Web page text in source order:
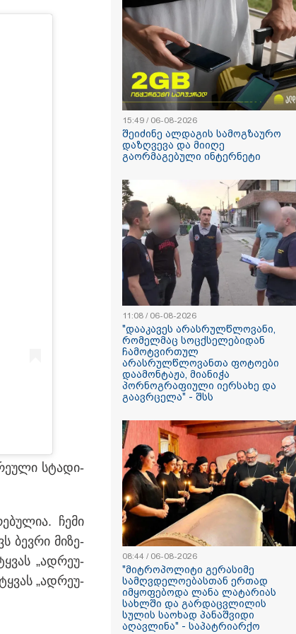
რუსი გენერალი
ემსხვერპლა - კურიერის
მიერ მიტანილი
"საჩუქარი" და ჩაშლილი
წვეულება: ახალი
14:09 / 06-08-2026
დამტკიცდა საგზაო
უსაფრთხოების
ეროვნული სტრატეგია,
რომელიც საგზაო
შემთხვევების შედეგად
დაშავებულთა და
დაღუპულთა
რაოდენობის 25%-ით
ითვალისწინებს - რას
მოიცავს ის?
თბილისი - რომი 1364.80
უპატივცემლობის ფაქტზე
1 წლით და 6 თვით
თავისუფლების აღკვეთა
15:49 / 06-08-
შეიძინე
დაზღვევა
11:08 / 06-08-
"დააკავეს
რომელმაც
დაამონტაჟა,
გაავრცელა"
08:44 / 06-08-
სახლში და
სულის
აღავლინა" -
სტა­დი­
ჩემი
ბევ­რი მი­ზე­
„ად­რე­უ­
„ად­რე­უ­
15:49 / 06-08-2026
შეიძინე ალდაგის სამოგზაურო
დაზღვევა და მიიღე
გაორმაგებული ინტერნეტი
11:08 / 06-08-2026
"დააკავეს არასრულწლოვანი,
რომელმაც სოცქსელებიდან
ჩამოტვირთულ
არასრულწლოვანთა ფოტოები
დაამონტაჟა, მიანიჭა
პორნოგრაფიული იერსახე და
გაავრცელა" - შსს
08:44 / 06-08-2026
"მიტროპოლიტი გერასიმე
სამღვდელოებასთან ერთად
იმყოფებოდა ლანა ლატარიას
სახლში და გარდაცვლილის
სულის საოხად პანაშვიდი
აღავლინა" - საპატრიარქო